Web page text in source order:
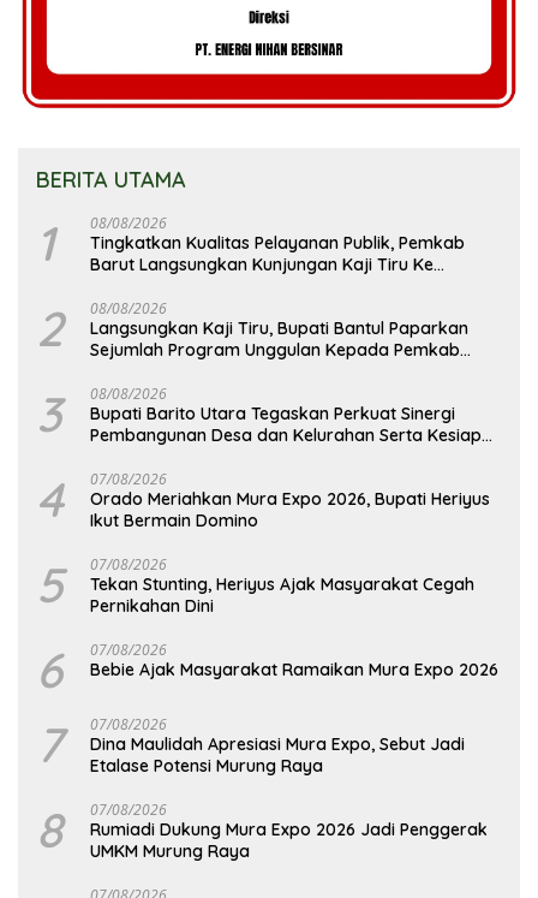
BERITA UTAMA
1 08/08/2026
Tingkatkan Kualitas Pelayanan Publik, Pemkab
Barut Langsungkan Kunjungan Kaji Tiru Ke
2 08/08/2026
Langsungkan Kaji Tiru, Bupati Bantul Paparkan
Sejumlah Program Unggulan Kepada Pemkab
3 08/08/2026
Bupati Barito Utara Tegaskan Perkuat Sinergi
Pembangunan Desa dan Kelurahan Serta Kesiapan
4 07/08/2026
Orado Meriahkan Mura Expo 2026, Bupati Heriyus
Ikut Bermain Domino
5 07/08/2026
Tekan Stunting, Heriyus Ajak Masyarakat Cegah
Pernikahan Dini
6 07/08/2026
Bebie Ajak Masyarakat Ramaikan Mura Expo 2026
7 07/08/2026
Dina Maulidah Apresiasi Mura Expo, Sebut Jadi
Etalase Potensi Murung Raya
8 07/08/2026
Rumiadi Dukung Mura Expo 2026 Jadi Penggerak
UMKM Murung Raya